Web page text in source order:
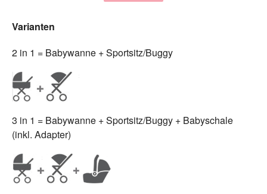
Varianten
2 in 1 = Babywanne + Sportsitz/Buggy
3 in 1 = Babywanne + Sportsitz/Buggy + Babyschale
(inkl. Adapter)